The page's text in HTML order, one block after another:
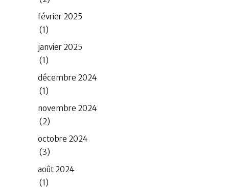
février 2025
(1)
janvier 2025
(1)
décembre 2024
(1)
novembre 2024
(2)
octobre 2024
(3)
août 2024
(1)